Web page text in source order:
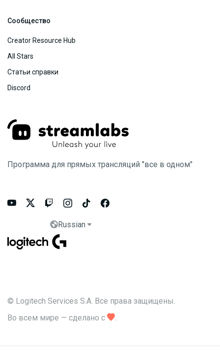
Программа для прямых трансляций "все в одном"
     
Russian 
Сообщество
Creator Resource Hub
All Stars
Статьи справки
Discord
© Logitech Services S.A. Все права защищены.
Во всем мире — сделано с .